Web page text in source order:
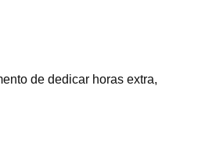
de dedicar horas extra,